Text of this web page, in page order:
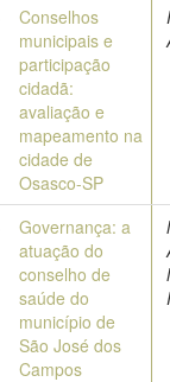
Conselhos
municipais e
participação
cidadã:
avaliação e
mapeamento na
cidade de
Osasco-SP
Governança: a
atuação do
conselho de
saúde do
município de
São José dos
Campos